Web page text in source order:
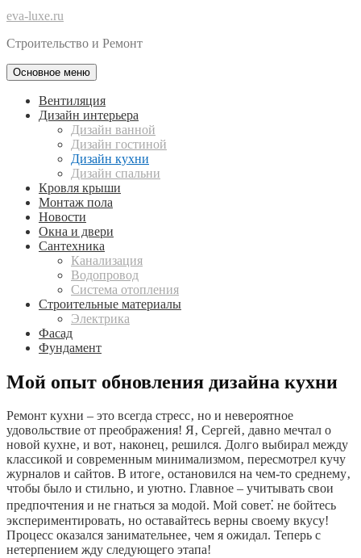
eva-luxe.ru
Строительство и Ремонт
Основное меню
Вентиляция
Дизайн интерьера
Дизайн ванной
Дизайн гостиной
Дизайн кухни
Дизайн спальни
Кровля крыши
Монтаж пола
Новости
Окна и двери
Сантехника
Канализация
Водопровод
Система отопления
Строительные материалы
Электрика
Фасад
Фундамент
Мой опыт обновления дизайна кухни
Ремонт кухни – это всегда стресс‚ но и невероятное
удовольствие от преображения! Я‚ Сергей‚ давно мечтал о
новой кухне‚ и вот‚ наконец‚ решился. Долго выбирал между
классикой и современным минимализмом‚ пересмотрел кучу
журналов и сайтов. В итоге‚ остановился на чем-то среднему‚
чтобы было и стильно‚ и уютно. Главное – учитывать свои
предпочтения и не гнаться за модой. Мой совет⁚ не бойтесь
экспериментировать‚ но оставайтесь верны своему вкусу!
Процесс оказался занимательнее‚ чем я ожидал. Теперь с
нетерпением жду следующего этапа!